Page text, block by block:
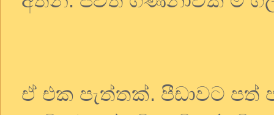
ඒ එක පැත්තක්. පීඩාවට පත්